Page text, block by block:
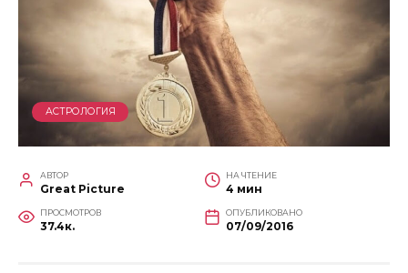
АСТРОЛОГИЯ
АВТОР
Great Picture
НА ЧТЕНИЕ
4 мин
ПРОСМОТРОВ
37.4к.
ОПУБЛИКОВАНО
07/09/2016